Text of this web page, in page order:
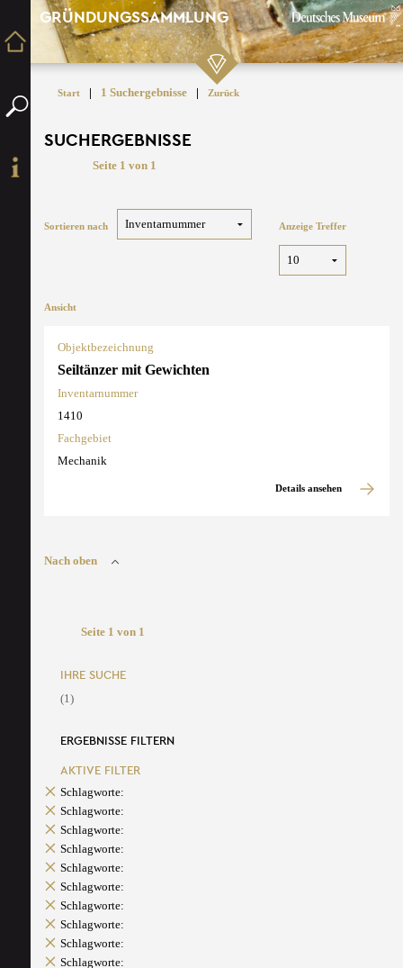
GRÜNDUNGSSAMMLUNG
Start | 1 Suchergebnisse | Zurück
SUCHERGEBNISSE
Seite 1 von 1
Sortieren nach Anzeige Treffer
Ansicht
Objektbezeichnung
Seiltänzer mit Gewichten
Inventarnummer
1410
Fachgebiet
Mechanik
Details ansehen
Nach oben
Seite 1 von 1
IHRE SUCHE
(1)
ERGEBNISSE FILTERN
AKTIVE FILTER
Schlagworte:
Schlagworte:
Schlagworte:
Schlagworte:
Schlagworte:
Schlagworte:
Schlagworte:
Schlagworte:
Schlagworte:
Schlagworte: